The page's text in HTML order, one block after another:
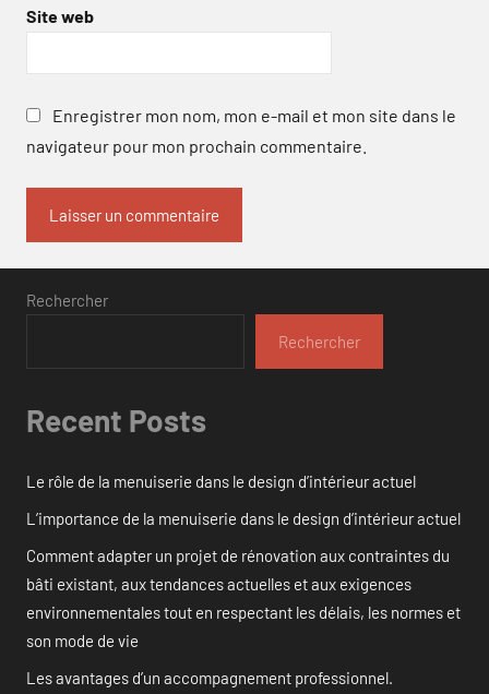
Site web
Enregistrer mon nom, mon e-mail et mon site dans le
navigateur pour mon prochain commentaire.
Rechercher
Rechercher
Recent Posts
Le rôle de la menuiserie dans le design d’intérieur actuel
L’importance de la menuiserie dans le design d’intérieur actuel
Comment adapter un projet de rénovation aux contraintes du
bâti existant, aux tendances actuelles et aux exigences
environnementales tout en respectant les délais, les normes et
son mode de vie
Les avantages d’un accompagnement professionnel.